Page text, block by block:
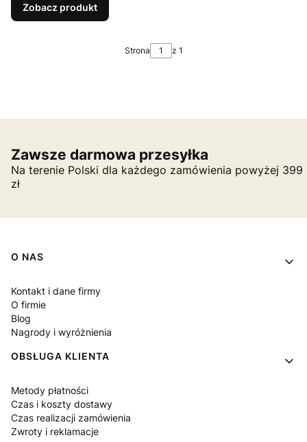
Zobacz produkt
Strona z 1
Zawsze darmowa przesyłka
Na terenie Polski dla każdego zamówienia powyżej 399
zł
Linki w stopce
O NAS
Kontakt i dane firmy
O firmie
Blog
Nagrody i wyróżnienia
OBSŁUGA KLIENTA
Metody płatności
Czas i koszty dostawy
Czas realizacji zamówienia
Zwroty i reklamacje